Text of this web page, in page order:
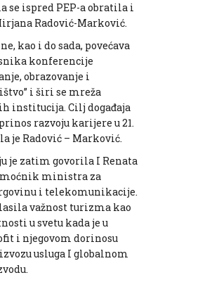
se ispred PEP-a obratila i
Radović-Marković.
kao i do sada, povećava
konferencije
obrazovanje i
i širi se mreža
institucija. Cilj događaja
razvoju karijere u 21.
je Radović – Marković.
je zatim govorila I Renata
ministra za
i telekomunikacije.
važnost turizma kao
u svetu kada je u
i njegovom dorinosu
usluga I globalnom